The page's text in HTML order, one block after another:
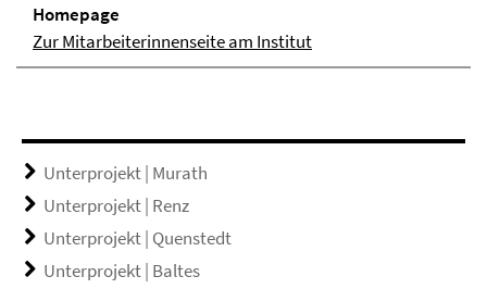
Homepage
Zur Mitarbeiterinnenseite am Institut
Unterprojekt | Murath
Unterprojekt | Renz
Unterprojekt | Quenstedt
Unterprojekt | Baltes